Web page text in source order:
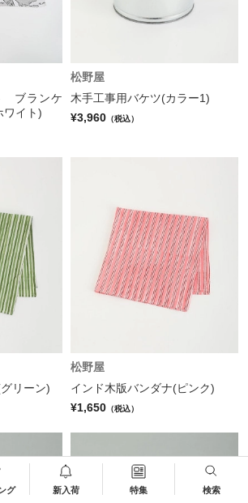
グ 新入荷 特集 検索
ブランケ
イト)
松野屋
木手工事用バケツ(カラー1)
¥3,960 （税込）
リーン)
松野屋
インド木版バンダナ(ピンク)
¥1,650 （税込）